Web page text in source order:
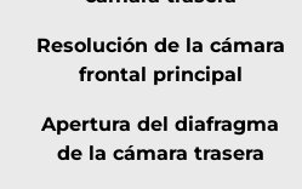
Resolución de la cámara
frontal principal
Apertura del diafragma
de la cámara trasera